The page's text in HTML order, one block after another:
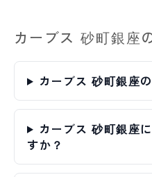
カーブス 砂町銀座
カーブス 砂町銀座
カーブス 砂町銀座
すか？